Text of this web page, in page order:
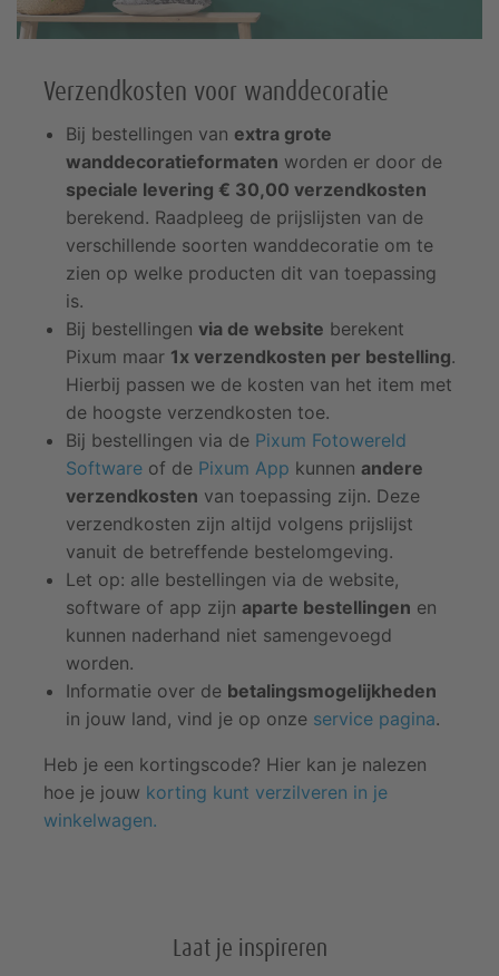
Verzendkosten voor wanddecoratie
Bij bestellingen van extra grote
wanddecoratieformaten worden er door de
speciale levering € 30,00 verzendkosten
berekend. Raadpleeg de prijslijsten van de
verschillende soorten wanddecoratie om te
zien op welke producten dit van toepassing
is.
Bij bestellingen via de website berekent
Pixum maar 1x verzendkosten per bestelling.
Hierbij passen we de kosten van het item met
de hoogste verzendkosten toe.
Bij bestellingen via de Pixum Fotowereld
Software of de Pixum App kunnen andere
verzendkosten van toepassing zijn. Deze
verzendkosten zijn altijd volgens prijslijst
vanuit de betreffende bestelomgeving.
Let op: alle bestellingen via de website,
software of app zijn aparte bestellingen en
kunnen naderhand niet samengevoegd
worden.
Informatie over de betalingsmogelijkheden
in jouw land, vind je op onze service pagina.
Heb je een kortingscode? Hier kan je nalezen
hoe je jouw korting kunt verzilveren in je
winkelwagen.
Laat je inspireren